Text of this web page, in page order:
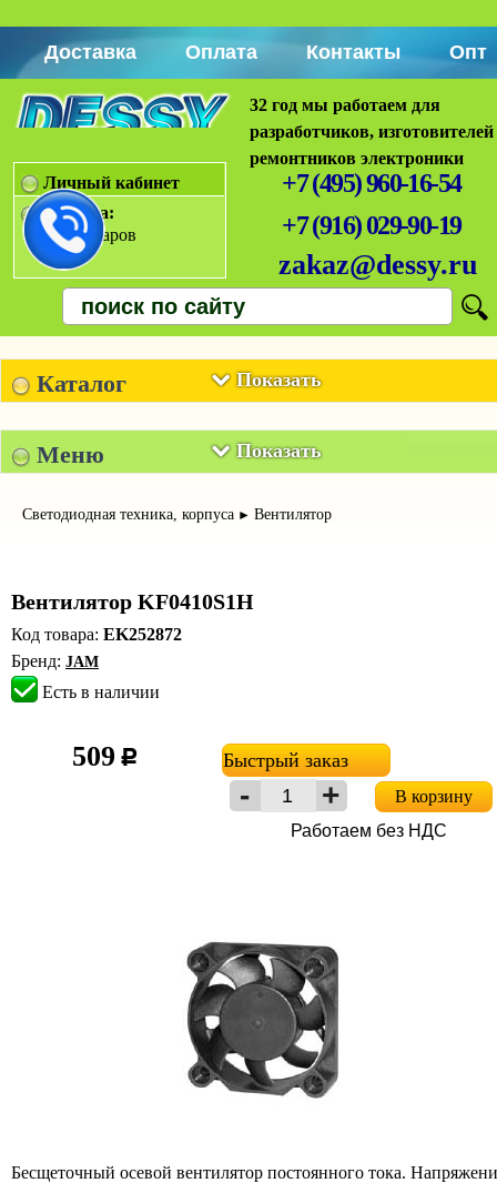
Доставка Оплата Контакты Опт
32 год мы работаем для
разработчиков,
ремонтников электроники
+7 (495) 960-16-54
+7 (916) 029-90-19
zakaz@dessy.ru
Личный кабинет
Корзина:
Нет товаров
Показать
Каталог
Показать
Меню
Светодиодная техника, корпуса ► Вентилятор
Вентилятор KF0410S1H
Код товара: EK252872
Бренд: JAM
Есть в наличии
509 c Быстрый заказ
В корзину
Работаем без НДС
Бесщеточный осевой вентилятор постоянного тока.